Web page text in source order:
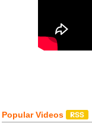
Popular Videos